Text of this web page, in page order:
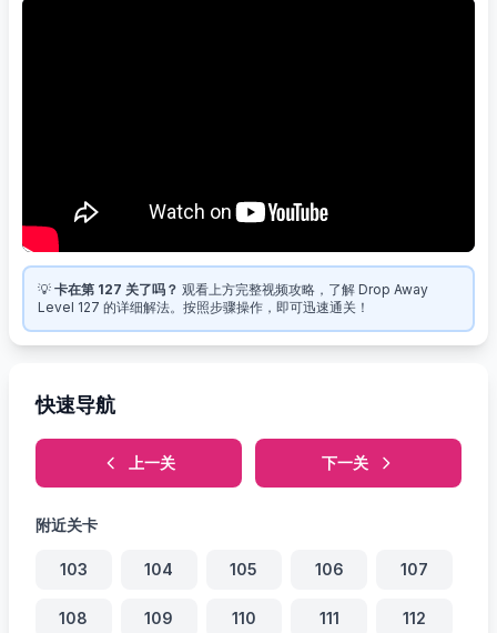
💡 卡在第 127 关了吗？ 观看上方完整视频攻略，了解 Drop Away
Level 127 的详细解法。按照步骤操作，即可迅速通关！
快速导航
上一关 下一关
附近关卡
103 104 105 106 107
108 109 110 111 112